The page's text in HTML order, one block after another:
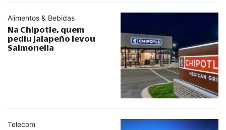
Alimentos & Bebidas
Na Chipotle, quem
pediu jalapeño levou
Salmonella
Telecom